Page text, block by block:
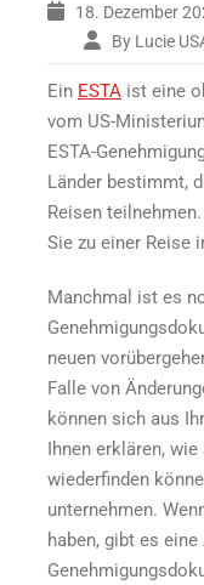
18. Dezember
des
ESTA-
wenn
es
verloren
By Lucie
Ein ESTA ist eine
vom US-
ESTA-
Länder bestimmt,
Reisen
Sie zu einer Reise
Manchmal ist es
neuen
Falle von
können sich aus
Ihnen erklären, wie
wiederfinden
unternehmen.
haben, gibt es